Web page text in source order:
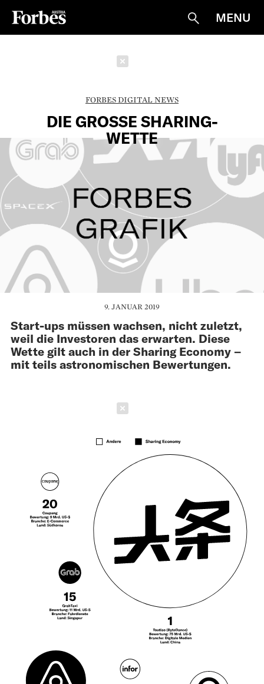
Suche
MENU
FORBES DIGITAL NEWS
DIE GROSSE SHARING-W
ETTE
9. JANUAR 2019
Start-ups müssen wachsen, nicht zuletzt,
weil die Investoren das erwarten. Diese
Wette gilt auch in der Sharing Economy –
mit teils astronomischen Bewertungen.